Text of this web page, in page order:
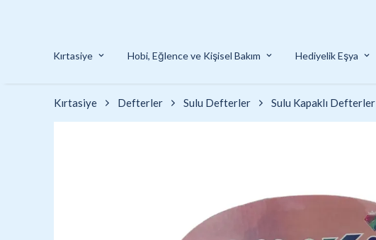
Kırtasiye Hobi, Eğlence ve Kişisel Bakım Hediyelik Eşya
Kırtasiye Defterler Sulu Defterler Sulu Kapaklı Defterler